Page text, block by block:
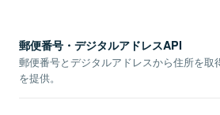
郵便番号・デジタルアドレスAPI
郵便番号とデジタルアドレスから住所を取
を提供。